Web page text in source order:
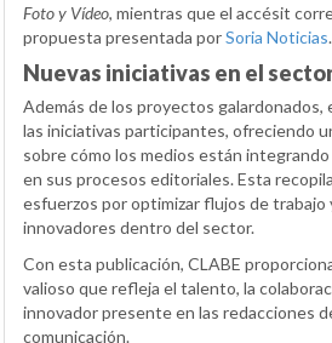
Foto y Vídeo, mientras que el accésit
propuesta presentada porSoria Noticias.
Nuevas iniciativas en el
Además de los proyectos galardonados,
las iniciativas participantes, ofreciendo
sobre cómo los medios están
en sus procesos editoriales. Esta
esfuerzos por optimizar flujos de trabajo
innovadores dentro del sector.
Con esta publicación, CLABE
valioso que refleja el talento, la
innovador presente en las redacciones
comunicación.